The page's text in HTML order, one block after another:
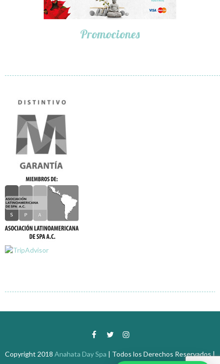
Promociones
Copyright 2018 Anahata Day Spa | Todos los Derechos Reservados |